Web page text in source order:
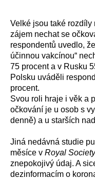
Velké jsou také rozdíly
zájem nechatse
respondentů uvedlo,
účinnou vakcínou“
75 procent a v Rusku
Polsku uváděli
procent.
Svou roli hraje i věk a
očkování je u osob s
denně) a u starších
Jiná nedávná studie
měsíce v Royal
znepokojivý údaj. A
dezinformacím o